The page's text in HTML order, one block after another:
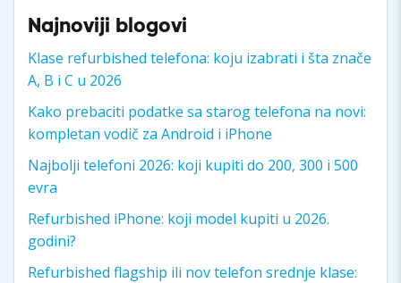
Najnoviji blogovi
Klase refurbished telefona: koju izabrati i šta znače
A, B i C u 2026
Kako prebaciti podatke sa starog telefona na novi:
kompletan vodič za Android i iPhone
Najbolji telefoni 2026: koji kupiti do 200, 300 i 500
evra
Refurbished iPhone: koji model kupiti u 2026.
godini?
Refurbished flagship ili nov telefon srednje klase: